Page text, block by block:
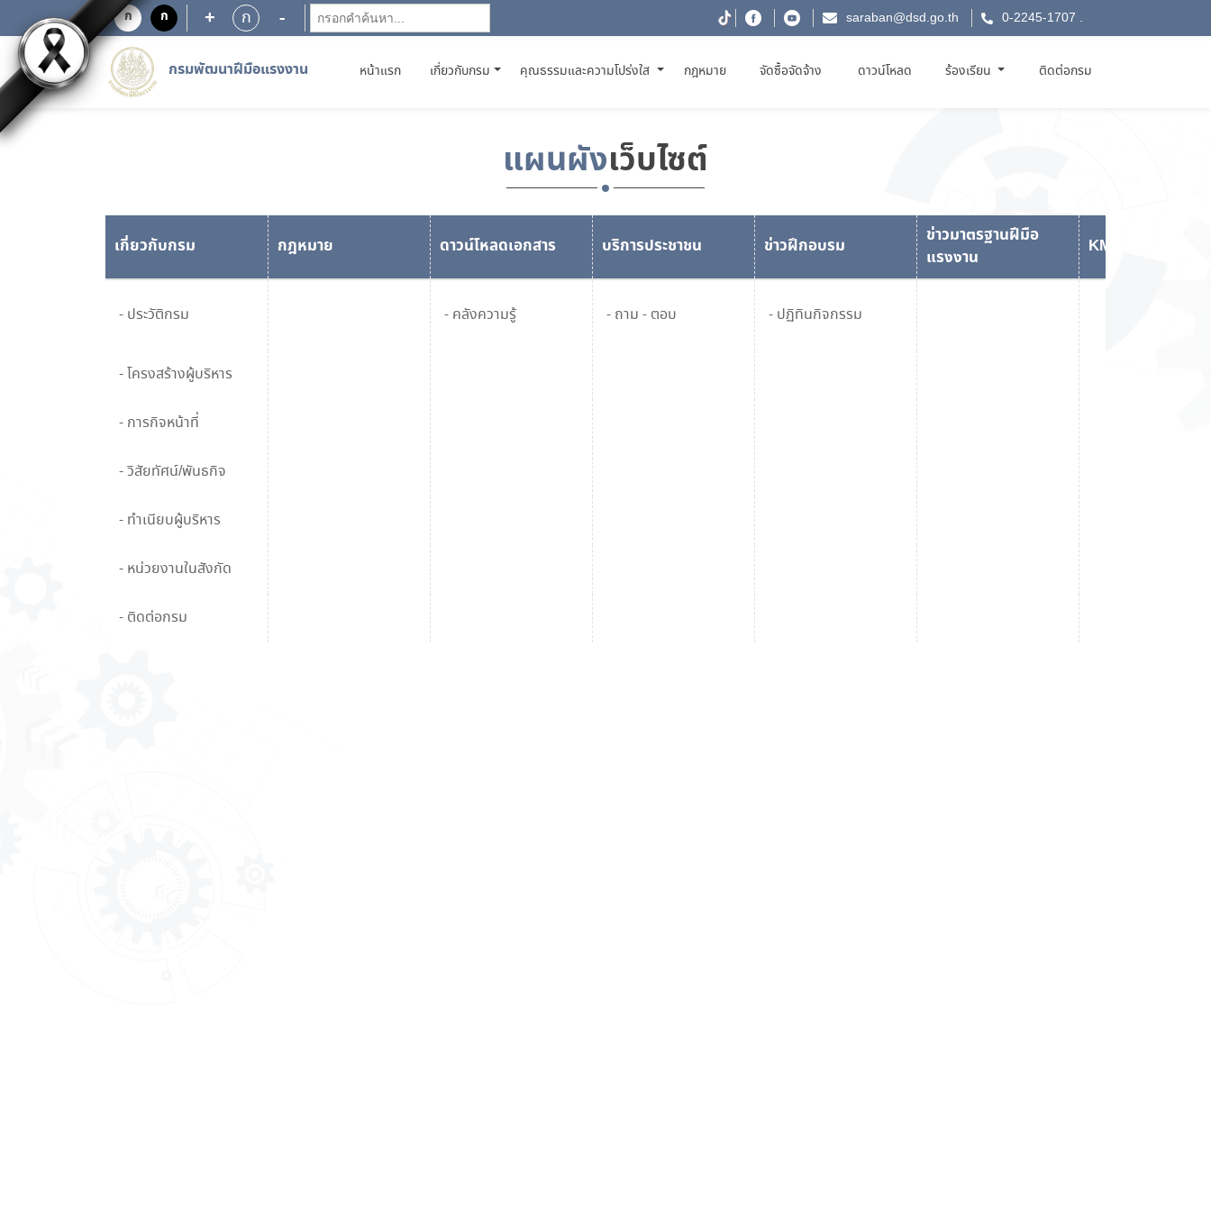
ก ก + ก - saraban@dsd.go.th 0-2245-1707 .
กรมพัฒนาฝีมือแรงงาน หน้าแรก(CURRENT)
เกี่ยวกับกรม คุณธรรมและความโปร่งใส กฎหมาย จัดซื้อจัดจ้าง ดาวน์โหลด ร้องเรียน ติดต่อกรม
แผนผังเว็บไซต์
เกี่ยวกับกรม กฎหมาย ดาวน์โหลดเอกสาร บริการประชาชน ข่าวฝึกอบรม
ข่าวมาตรฐานฝีมือ
แรงงาน
KM CORNER
- ประวัติกรม - คลังความรู้ - ถาม - ตอบ - ปฏิทินกิจกรรม
- โครงสร้างผู้บริหาร
- การกิจหน้าที่
- วิสัยทัศน์/พันธกิจ
- ทำเนียบผู้บริหาร
- หน่วยงานในสังกัด
- ติดต่อกรม